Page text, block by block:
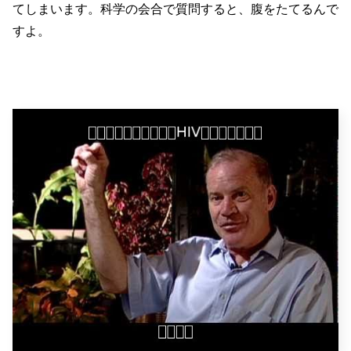
てしまいます。科学の会合で質問すると、腹をたてるんで
すよ。